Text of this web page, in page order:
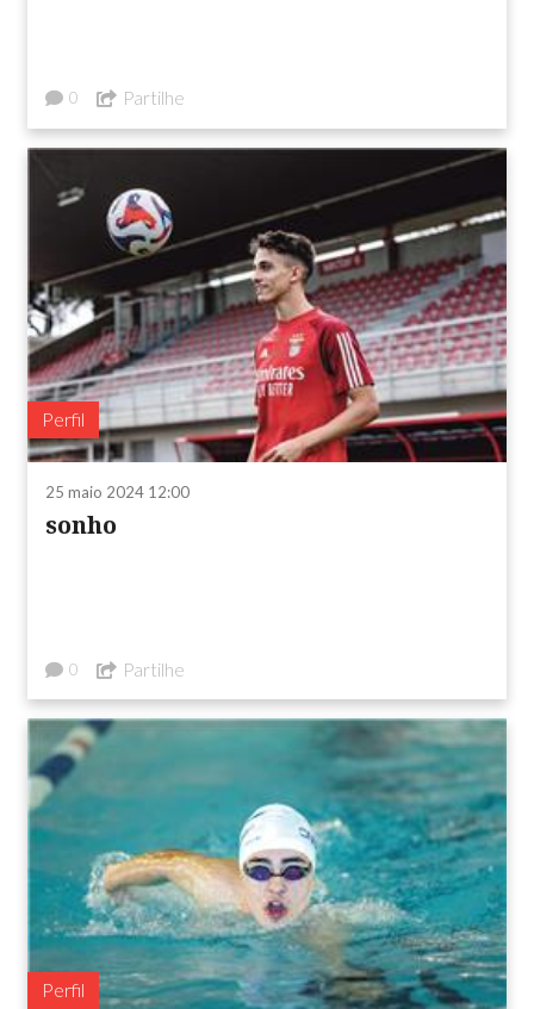
0 Partilhe
Perfil
25 maio 2024 12:00
sonho
0 Partilhe
Perfil